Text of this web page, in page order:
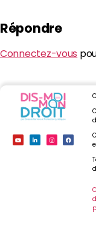
Répondre
Connectez-vous